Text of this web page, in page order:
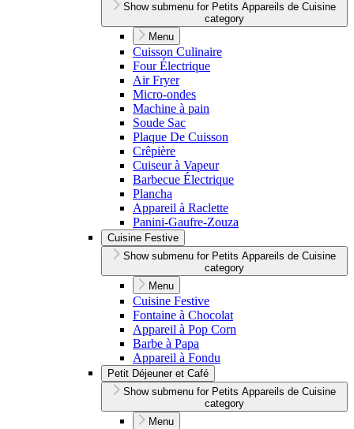
Show submenu for Petits Appareils de Cuisine
category
Menu
Cuisson Culinaire
Four Électrique
Air Fryer
Micro-ondes
Machine à pain
Soude Sac
Plaque De Cuisson
Crêpière
Cuiseur à Vapeur
Barbecue Électrique
Plancha
Appareil à Raclette
Panini-Gaufre-Zouza
Cuisine Festive
Show submenu for Petits Appareils de Cuisine
category
Menu
Cuisine Festive
Fontaine à Chocolat
Appareil à Pop Corn
Barbe à Papa
Appareil à Fondu
Petit Déjeuner et Café
Show submenu for Petits Appareils de Cuisine
category
Menu